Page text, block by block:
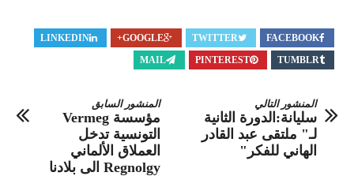
FACEBOOK
TWITTER
GOOGLE+
LINKEDIN
TUMBLR
PINTEREST
MAIL
المنشور السابق
مؤسسة Vermeg
التونسية تدخل
العملاق الألماني
Regnolgy الى بلادنا
المنشور التالي
سليانة:الدورة الثانية
لـ" ملتقى عبد القادر
الهاني للفكر"